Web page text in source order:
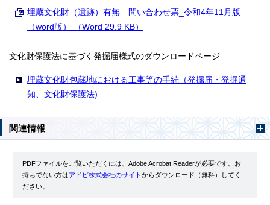
埋蔵文化財（遺跡）有無 問い合わせ票_令和4年11月版
（word版） （Word 29.9 KB）
文化財保護法に基づく発掘届様式のダウンロードページ
埋蔵文化財包蔵地における工事等の手続（発掘届・発掘通
知、文化財保護法)
関連情報
PDFファイルをご覧いただくには、Adobe Acrobat Readerが必要です。お
持ちでない方はアドビ株式会社のサイトからダウンロード（無料）してく
ださい。